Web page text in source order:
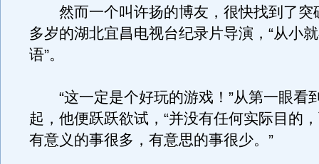
然而一个叫许扬的博友，很快找到了突
多岁的湖北宜昌电视台纪录片导演，“从小
语”。
“这一定是个好玩的游戏！”从第一眼看
起，他便跃跃欲试，“并没有任何实际目的
有意义的事很多，有意思的事很少。”